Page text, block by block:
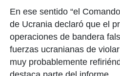
En ese sentido “el
de Ucrania declaró que el
operaciones de bandera
fuerzas ucranianas de
muy probablemente